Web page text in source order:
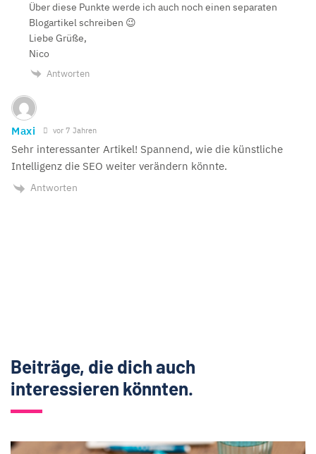
Über diese Punkte werde ich auch noch einen separaten
Blogartikel schreiben 😉
Liebe Grüße,
Nico
Antworten
Maxi vor 7 Jahren
Sehr interessanter Artikel! Spannend, wie die künstliche
Intelligenz die SEO weiter verändern könnte.
Antworten
Beiträge, die dich auch
interessieren könnten.